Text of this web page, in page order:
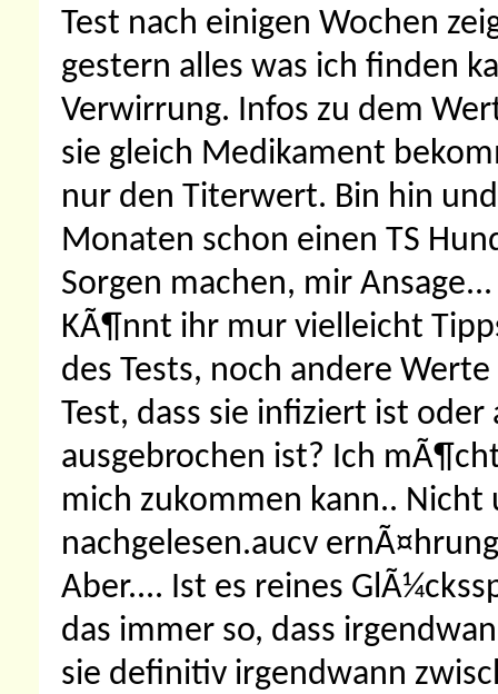
Test nach einigen Wochen
gestern alles was ich finden
Verwirrung. Infos zu dem
sie gleich Medikament
nur den Titerwert. Bin hin
Monaten schon einen TS
Sorgen machen, mir
KÃ¶nnt ihr mur vielleicht
des Tests, noch andere
Test, dass sie infiziert ist oder
ausgebrochen ist? Ich
mich zukommen kann..
nachgelesen.aucv
Aber.... Ist es reines
das immer so, dass
sie definitiv irgendwann